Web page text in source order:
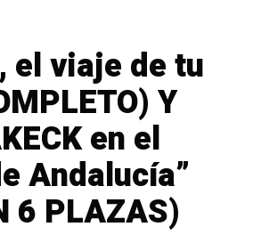
el viaje de tu
Y
en el
Andalucía”
6 PLAZAS)